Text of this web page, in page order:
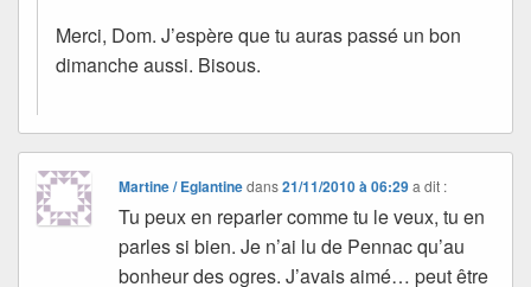
Merci, Dom. J’espère que tu auras passé un bon
dimanche aussi. Bisous.
Martine / Eglantinedans21/11/2010 à 06:29 a dit :
Tu peux en reparler comme tu le veux, tu en
parles si bien. Je n’ai lu de Pennac qu’au
bonheur des ogres. J’avais aimé… peut être